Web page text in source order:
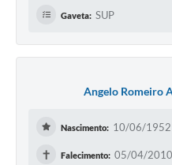
Gaveta: SUP
Angelo Romeiro
Nascimento: 10/06/1952
✝ Falecimento: 05/04/2010